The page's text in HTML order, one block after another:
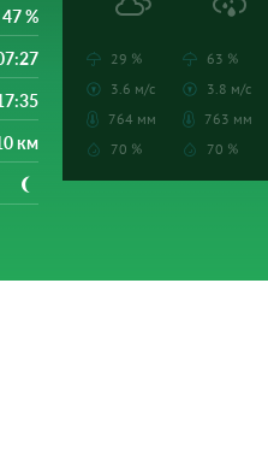
47 %
км
29 %
3.6 м/с
764 мм
70 %
63 %
3.8 м/с
763 мм
70 %